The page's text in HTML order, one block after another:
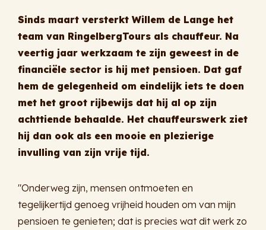
Sinds maart versterkt Willem de Lange het
team van RingelbergTours als chauffeur. Na
veertig jaar werkzaam te zijn geweest in de
financiële sector is hij met pensioen. Dat gaf
hem de gelegenheid om eindelijk iets te doen
met het groot rijbewijs dat hij al op zijn
achttiende behaalde. Het chauffeurswerk ziet
hij dan ook als een mooie en plezierige
invulling van zijn vrije tijd.
"Onderweg zijn, mensen ontmoeten en
tegelijkertijd genoeg vrijheid houden om van mijn
pensioen te genieten; dat is precies wat dit werk zo